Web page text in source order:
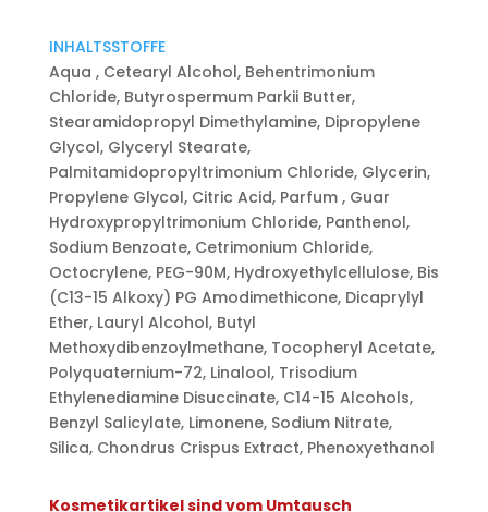
INHALTSSTOFFE
Aqua , Cetearyl Alcohol, Behentrimonium
Chloride, Butyrospermum Parkii Butter,
Stearamidopropyl Dimethylamine, Dipropylene
Glycol, Glyceryl Stearate,
Palmitamidopropyltrimonium Chloride, Glycerin,
Propylene Glycol, Citric Acid, Parfum , Guar
Hydroxypropyltrimonium Chloride, Panthenol,
Sodium Benzoate, Cetrimonium Chloride,
Octocrylene, PEG-90M, Hydroxyethylcellulose, Bis
(C13-15 Alkoxy) PG Amodimethicone, Dicaprylyl
Ether, Lauryl Alcohol, Butyl
Methoxydibenzoylmethane, Tocopheryl Acetate,
Polyquaternium-72, Linalool, Trisodium
Ethylenediamine Disuccinate, C14-15 Alcohols,
Benzyl Salicylate, Limonene, Sodium Nitrate,
Silica, Chondrus Crispus Extract, Phenoxyethanol
Kosmetikartikel sind vom Umtausch